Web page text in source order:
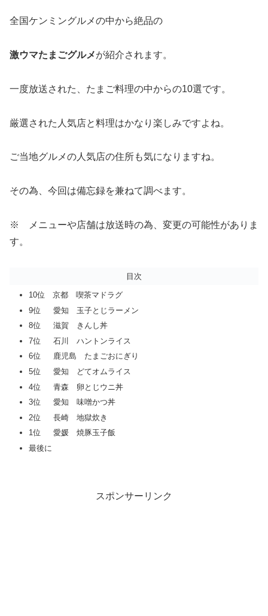
全国ケンミングルメの中から絶品の
激ウマたまごグルメが紹介されます。
一度放送された、たまご料理の中からの10選です。
厳選された人気店と料理はかなり楽しみですよね。
ご当地グルメの人気店の住所も気になりますね。
その為、今回は備忘録を兼ねて調べます。
※ メニューや店舗は放送時の為、変更の可能性がありま
す。
目次
10位 京都 喫茶マドラグ
9位 愛知 玉子とじラーメン
8位 滋賀 きんし丼
7位 石川 ハントンライス
6位 鹿児島 たまごおにぎり
5位 愛知 どてオムライス
4位 青森 卵とじウニ丼
3位 愛知 味噌かつ丼
2位 長崎 地獄炊き
1位 愛媛 焼豚玉子飯
最後に
スポンサーリンク